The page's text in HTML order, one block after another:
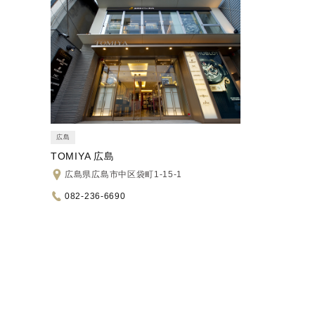
広島
TOMIYA 広島
広島県広島市中区袋町1-15-1
082-236-6690